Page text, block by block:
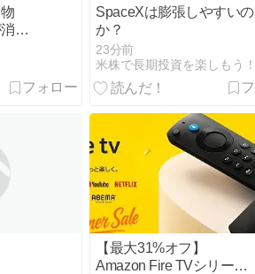
滅
な
SpaceXは膨張しやすいの
か？
23分前
米株で長期投資を楽しもう！
【最大31%オフ】
Amazon Fire TVシリーズ